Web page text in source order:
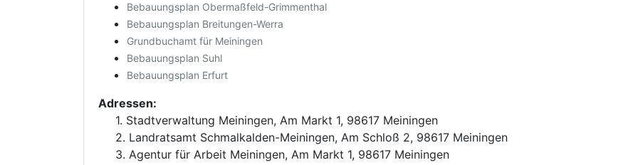
Bebauungsplan Obermaßfeld-Grimmenthal
Bebauungsplan Breitungen-Werra
Grundbuchamt für Meiningen
Bebauungsplan Suhl
Bebauungsplan Erfurt
Adressen:
1. Stadtverwaltung Meiningen, Am Markt 1, 98617 Meiningen
2. Landratsamt Schmalkalden-Meiningen, Am Schloß 2, 98617 Meiningen
3. Agentur für Arbeit Meiningen, Am Markt 1, 98617 Meiningen